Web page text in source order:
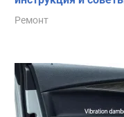
Ремонт